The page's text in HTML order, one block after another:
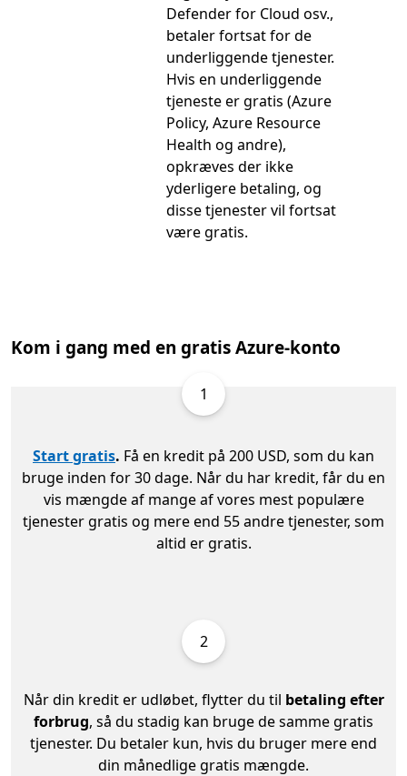
Defender for Cloud osv.,
betaler fortsat for de
underliggende tjenester.
Hvis en underliggende
tjeneste er gratis (Azure
Policy, Azure Resource
Health og andre),
opkræves der ikke
yderligere betaling, og
disse tjenester vil fortsat
være gratis.
Kom i gang med en gratis Azure-konto
1
Start gratis. Få en kredit på 200 USD, som du kan
bruge inden for 30 dage. Når du har kredit, får du en
vis mængde af mange af vores mest populære
tjenester gratis og mere end 55 andre tjenester, som
altid er gratis.
2
Når din kredit er udløbet, flytter du til betaling efter
forbrug, så du stadig kan bruge de samme gratis
tjenester. Du betaler kun, hvis du bruger mere end
din månedlige gratis mængde.